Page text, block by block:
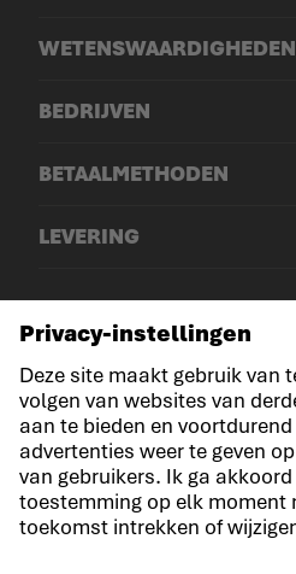
WETENSWAARDIGHEDEN
BEDRIJVEN
BETAALMETHODEN
LEVERING
© LOWA Sportschuhe GmbH
Aankondiging
Privacy
Cookies